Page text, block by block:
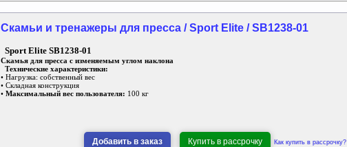
Скамьи и тренажеры для пресса / Sport Elite / SB1238-01
Sport Elite SB1238-01
Скамья для пресса с изменяемым углом наклона
Технические характеристики:
• Нагрузка: собственный вес
• Складная конструкция
• Максимальный вес пользователя: 100 кг
Добавить в заказ Купить в рассрочку Как купить в рассрочку?